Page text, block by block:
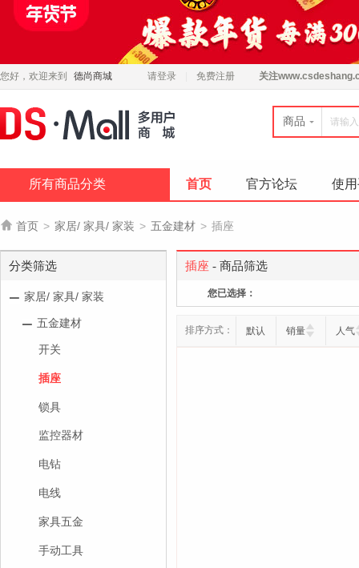
您好，欢迎来到 德尚商城 请登录 免费注册 关注
商品
所有商品分类 首页 官方论坛 使
 首页 > 家居/ 家具/ 家装 > 五金建材 > 插座
分类筛选
家居/ 家具/ 家装
五金建材
开关
插座
锁具
监控器材
电钻
电线
家具五金
手动工具
插座 - 商品筛选
您已选择：
排序方式： 默认 销量 人气